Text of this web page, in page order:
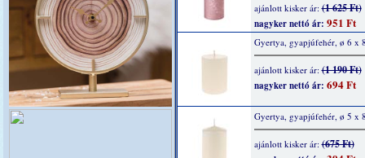
ajánlott kisker ár:(1 625 Ft)
nagyker nettó ár: 951 Ft
Gyertya, gyapjúfehér, ø 6 x
ajánlott kisker ár:(1 190 Ft)
nagyker nettó ár: 694 Ft
Gyertya, gyapjúfehér, ø 5 x
ajánlott kisker ár:(675 Ft)